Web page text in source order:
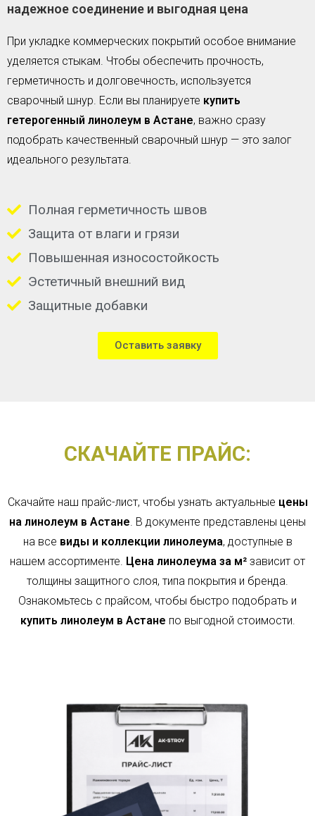
надежное соединение и выгодная цена
При укладке коммерческих покрытий особое внимание
уделяется стыкам. Чтобы обеспечить прочность,
герметичность и долговечность, используется
сварочный шнур. Если вы планируете купить
гетерогенный линолеум в Астане, важно сразу
подобрать качественный сварочный шнур — это залог
идеального результата.
Полная герметичность швов
Защита от влаги и грязи
Повышенная износостойкость
Эстетичный внешний вид
Защитные добавки
Оставить заявку
СКАЧАЙТЕ ПРАЙС:
Скачайте наш прайс-лист, чтобы узнать актуальные цены
на линолеум в Астане. В документе представлены цены
на все виды и коллекции линолеума, доступные в
нашем ассортименте. Цена линолеума за м² зависит от
толщины защитного слоя, типа покрытия и бренда.
Ознакомьтесь с прайсом, чтобы быстро подобрать и
купить линолеум в Астане по выгодной стоимости.